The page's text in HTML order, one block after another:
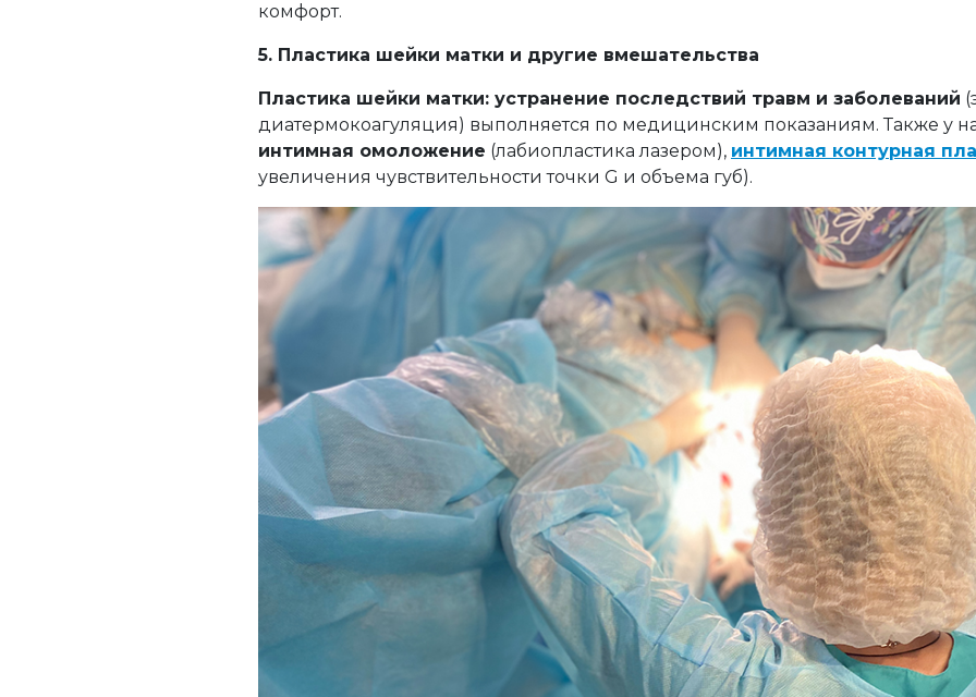
комфорт.
5. Пластика шейки матки и другие вмешательства
Пластика шейки матки: устранение последствий травм и заболеваний
диатермокоагуляция) выполняется по медицинским показаниям. Также у
интимная омоложение (лабиопластика лазером), интимная контурная
увеличения чувствительности точки G и объема губ).